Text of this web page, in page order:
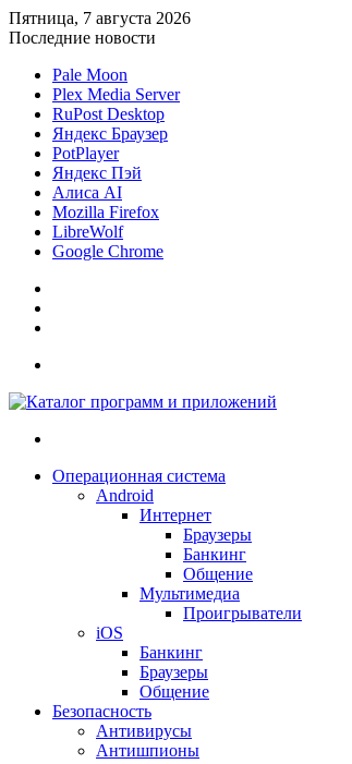
Пятница, 7 августа 2026
Последние новости
Pale Moon
Plex Media Server
RuPost Desktop
Яндекс Браузер
PotPlayer
Яндекс Пэй
Алиса AI
Mozilla Firefox
LibreWolf
Google Chrome
Операционная система
Android
Интернет
Браузеры
Банкинг
Общение
Мультимедиа
Проигрыватели
iOS
Банкинг
Браузеры
Общение
Безопасность
Антивирусы
Антишпионы